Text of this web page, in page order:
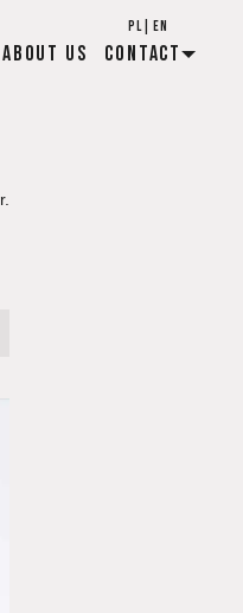
PL EN
About us Contact
r.